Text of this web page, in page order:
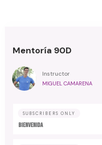
Mentoría 90D
Instructor
MIGUEL CAMARENA
SUBSCRIBERS ONLY
BIENVENIDA